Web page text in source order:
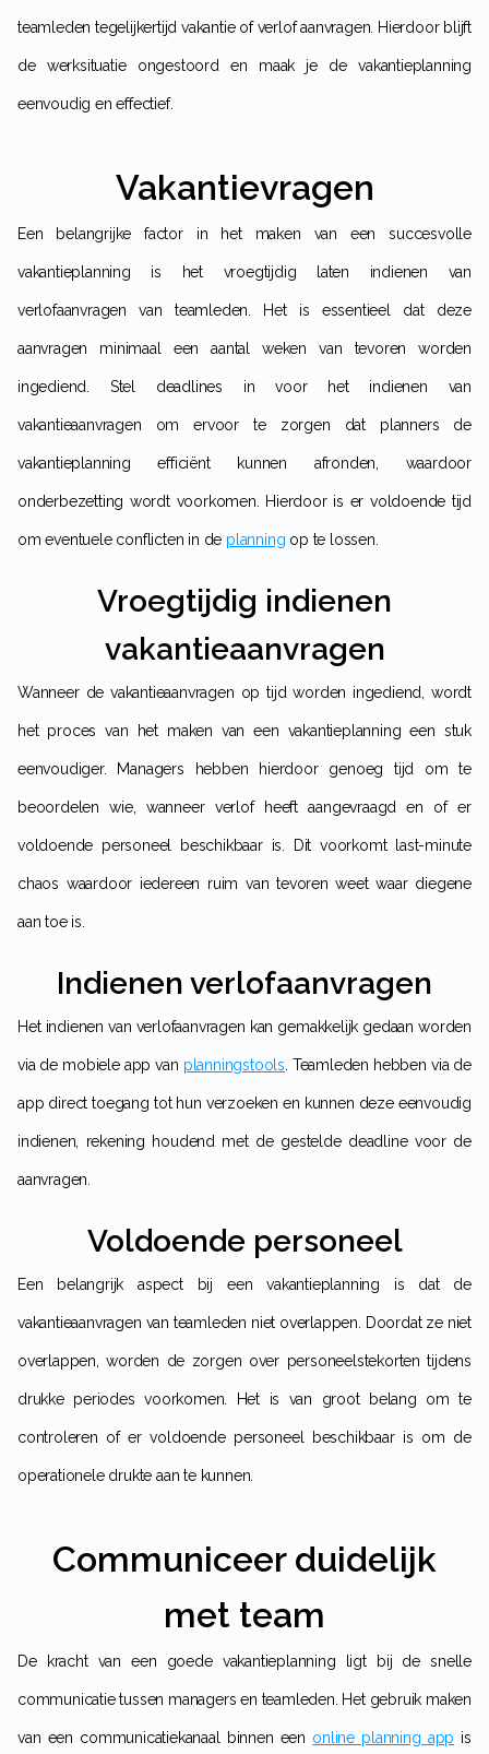
teamleden tegelijkertijd vakantie of verlof aanvragen. Hierdoor blijft
de werksituatie ongestoord en maak je de vakantieplanning
eenvoudig en effectief.
Vakantievragen
Een belangrijke factor in het maken van een succesvolle
vakantieplanning is het vroegtijdig laten indienen van
verlofaanvragen van teamleden. Het is essentieel dat deze
aanvragen minimaal een aantal weken van tevoren worden
ingediend. Stel deadlines in voor het indienen van
vakantieaanvragen om ervoor te zorgen dat planners de
vakantieplanning efficiënt kunnen afronden, waardoor
onderbezetting wordt voorkomen. Hierdoor is er voldoende tijd
om eventuele conflicten in de planning op te lossen.
Vroegtijdig indienen
vakantieaanvragen
Wanneer de vakantieaanvragen op tijd worden ingediend, wordt
het proces van het maken van een vakantieplanning een stuk
eenvoudiger. Managers hebben hierdoor genoeg tijd om te
beoordelen wie, wanneer verlof heeft aangevraagd en of er
voldoende personeel beschikbaar is. Dit voorkomt last-minute
chaos waardoor iedereen ruim van tevoren weet waar diegene
aan toe is.
Indienen verlofaanvragen
Het indienen van verlofaanvragen kan gemakkelijk gedaan worden
via de mobiele app van planningstools . Teamleden hebben via de
app direct toegang tot hun verzoeken en kunnen deze eenvoudig
indienen, rekening houdend met de gestelde deadline voor de
aanvragen.
Voldoende personeel
Een belangrijk aspect bij een vakantieplanning is dat de
vakantieaanvragen van teamleden niet overlappen. Doordat ze niet
overlappen, worden de zorgen over personeelstekorten tijdens
drukke periodes voorkomen. Het is van groot belang om te
controleren of er voldoende personeel beschikbaar is om de
operationele drukte aan te kunnen.
Communiceer duidelijk
met team
De kracht van een goede vakantieplanning ligt bij de snelle
communicatie tussen managers en teamleden. Het gebruik maken
van een communicatiekanaal binnen een online planning app is